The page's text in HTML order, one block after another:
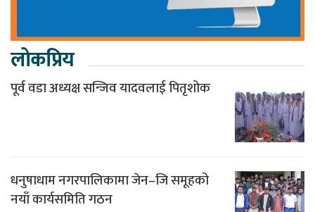
लोकप्रिय
पूर्व वडा अध्यक्ष सन्जिव यादवलाई पितृशोक
धनुषाधाम नगरपालिकामा जेन–जि समूहको
नयाँ कार्यसमिति गठन